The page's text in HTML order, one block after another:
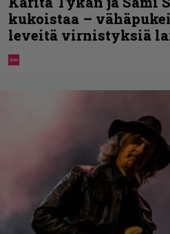
kukoistaa –
leveitä virnistyksiä